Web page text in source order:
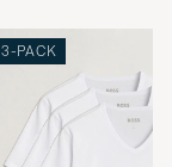
3-PACK